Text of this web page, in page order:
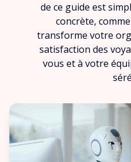
de ce guide est
concrète,
transforme votre
satisfaction des
vous et à votre